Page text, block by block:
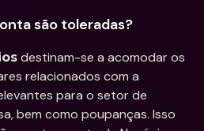
são toleradas?
destinam-se a acomodar os
relacionados com a
para o setor de
bem como poupanças. Isso